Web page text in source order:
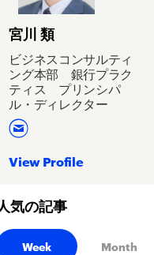
宮川 類
ビジネスコンサルティ
ング本部 銀行プラク
ティス プリンシパ
ル・ディレクター
View Profile
気の記事
Week Month